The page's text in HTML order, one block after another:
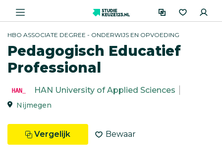
HBO ASSOCIATE DEGREE - ONDERWIJS EN OPVOEDING
Pedagogisch Educatief
Professional
HAN University of Applied Sciences
Nijmegen
Vergelijk Bewaar